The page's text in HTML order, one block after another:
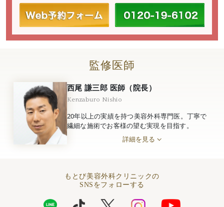
監修医師
西尾 謙三郎 医師（院長）
Kenzaburo Nishio
20年以上の実績を持つ美容外科専門医。丁寧で
繊細な施術でお客様の望む実現を目指す。
詳細を見る
もとび美容外科クリニックの
SNSをフォローする